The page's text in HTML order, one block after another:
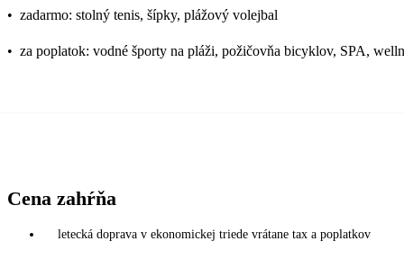
• zadarmo: stolný tenis, šípky, plážový volejbal
• za poplatok: vodné športy na pláži, požičovňa bicyklov, SPA,
Cena zahŕňa
letecká doprava v ekonomickej triede vrátane tax a poplatkov